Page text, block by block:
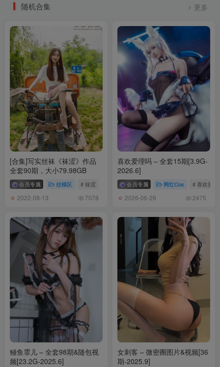
Umeko J – NO.197 Velma「Scooby Doo」 [89P10V-2.25GB]
[2.26]
Umeko J – NO.196 Reze Bomb Devil「Chainsaw Man」 [104P7V-
1.09GB]
[2.25]
Umeko J – NO.195 Yidhari [77P10V-1.51GB]
[2.23]
Umeko J – NO.194 Marin Kitagawa Liz My Dress Up Darling[103P-
6V-1.36G]
[2.22]
Umeko J – NO.193 Augusta Wuthering Waves[104P-13V-1.59G]
[2.18]
Umeko J – NO.192 Amo Empool 「Gachiakuta」[71P-6V-929.4M]
[2.10]
Umeko J – NO.191 Marin Kitagawa Veronica My Dress Up
Darling[90P-3V-1.1G]
[2.9]
Umeko J – NO.190 Hornet Hollow Knight Silksong[67P-2V-780.6M]
[2.6]
Umeko J – NO.189 Bay Radiant Rabbit NIKKE[86P-6V-1.33G]
随机合集 更多
[合集]写实丝袜《袜涩》作品
全套90期，大小79.98GB
会员专属 丝模区 # 袜涩
2022-08-13 7078
喜欢爱理吗 – 全套15期[3.9G-
2026.6]
会员专属 网红Cos # 喜欢爱理
2026-06-29 2475
鳗鱼霏儿 – 全套98期&随包视
频[23.2G-2025.6]
女刺客 – 微密圈图片&视频[36
期-2025.9]